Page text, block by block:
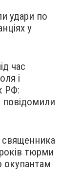
удари по
у
час
і
РФ:
священника
тюрми
окупантам